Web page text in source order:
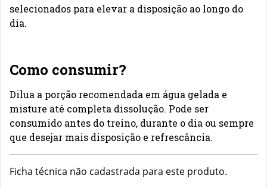
selecionados para elevar a disposição ao longo do
dia.
Como consumir?
Dilua a porção recomendada em água gelada e
misture até completa dissolução. Pode ser
consumido antes do treino, durante o dia ou sempre
que desejar mais disposição e refrescância.
Ficha técnica não cadastrada para este produto.